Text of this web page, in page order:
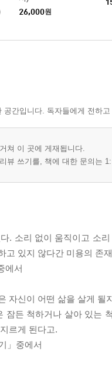
26,000원
공간입니다. 독자들에게 전하
쳐 이 곳에 게재됩니다.
뷰 쓰기를, 책에 대한 문의는
. 소리 없이 움직이고 소
고 있지 않다간 미용의 존
에서
자신이 어떤 삶을 살게
잠든 척하거나 살아 있는
르게 된다고.
」중에서